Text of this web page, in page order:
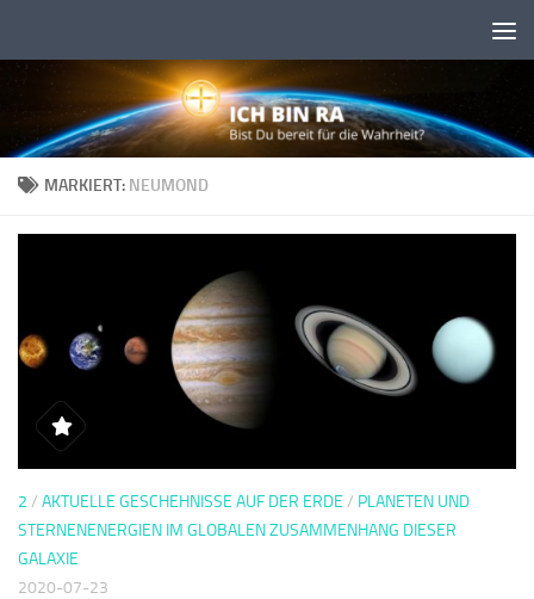
MARKIERT: NEUMOND
2 / AKTUELLE GESCHEHNISSE AUF DER ERDE / PLANETEN UND
STERNENENERGIEN IM GLOBALEN ZUSAMMENHANG DIESER
GALAXIE
2020-07-23